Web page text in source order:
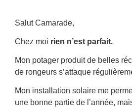
Salut Camarade,
Chez moi rien n’est parfait.
Mon potager produit de belles
de rongeurs s’attaque
Mon installation solaire me
une bonne partie de l’année,